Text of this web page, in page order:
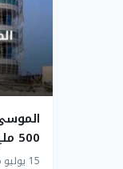
500 مليون ريال مع البنك السعودي الفرنسي
15 يوليو 2026